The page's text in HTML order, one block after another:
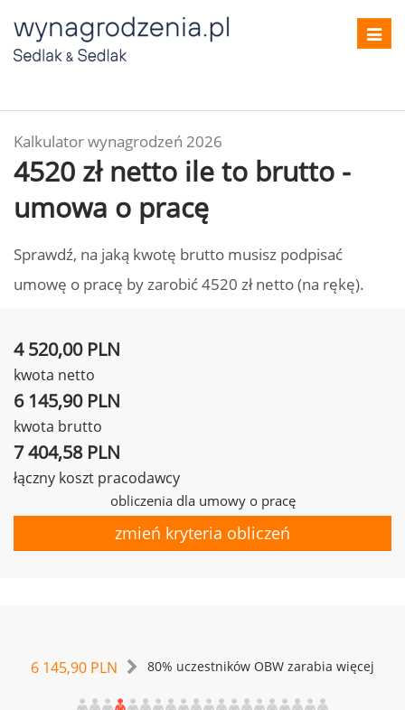
Kalkulator wynagrodzeń 2026
4520 zł netto ile to brutto -
umowa o pracę
Sprawdź, na jaką kwotę brutto musisz podpisać
umowę o pracę by zarobić 4520 zł netto (na rękę).
4 520,00 PLN
kwota netto
6 145,90 PLN
kwota brutto
7 404,58 PLN
łączny koszt pracodawcy
obliczenia dla umowy o pracę
zmień kryteria obliczeń
6 145,90 PLN 80% uczestników OBW zarabia więcej